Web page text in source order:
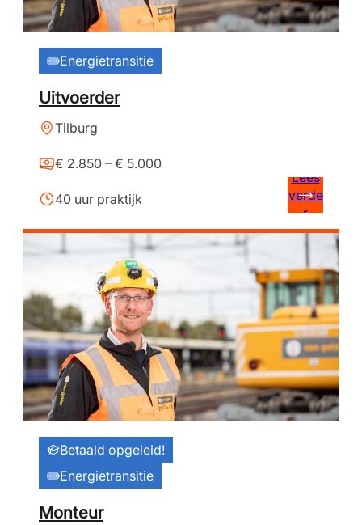
Energietransitie
Uitvoerder
Tilburg
€ 2.850 – € 5.000
40 uur praktijk
Lees
verde
r
Betaald opgeleid!
Energietransitie
Monteur